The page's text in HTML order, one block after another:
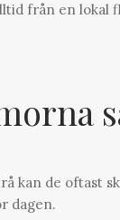
från en
kan de oftast
dagen.